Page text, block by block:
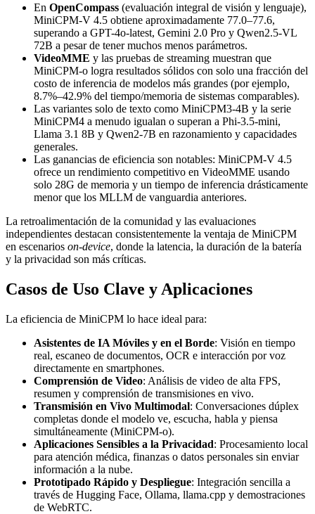
En OpenCompass (evaluación integral de visión y lenguaje),
MiniCPM-V 4.5 obtiene aproximadamente 77.0–77.6,
superando a GPT-4o-latest, Gemini 2.0 Pro y Qwen2.5-VL
72B a pesar de tener muchos menos parámetros.
VideoMME y las pruebas de streaming muestran que
MiniCPM-o logra resultados sólidos con solo una fracción del
costo de inferencia de modelos más grandes (por ejemplo,
8.7%–42.9% del tiempo/memoria de sistemas comparables).
Las variantes solo de texto como MiniCPM3-4B y la serie
MiniCPM4 a menudo igualan o superan a Phi-3.5-mini,
Llama 3.1 8B y Qwen2-7B en razonamiento y capacidades
generales.
Las ganancias de eficiencia son notables: MiniCPM-V 4.5
ofrece un rendimiento competitivo en VideoMME usando
solo 28G de memoria y un tiempo de inferencia drásticamente
menor que los MLLM de vanguardia anteriores.
La retroalimentación de la comunidad y las evaluaciones
independientes destacan consistentemente la ventaja de MiniCPM
en escenarios on-device, donde la latencia, la duración de la batería
y la privacidad son más críticas.
Casos de Uso Clave y Aplicaciones
La eficiencia de MiniCPM lo hace ideal para:
Asistentes de IA Móviles y en el Borde: Visión en tiempo
real, escaneo de documentos, OCR e interacción por voz
directamente en smartphones.
Comprensión de Video: Análisis de video de alta FPS,
resumen y comprensión de transmisiones en vivo.
Transmisión en Vivo Multimodal: Conversaciones dúplex
completas donde el modelo ve, escucha, habla y piensa
simultáneamente (MiniCPM-o).
Aplicaciones Sensibles a la Privacidad: Procesamiento local
para atención médica, finanzas o datos personales sin enviar
información a la nube.
Prototipado Rápido y Despliegue: Integración sencilla a
través de Hugging Face, Ollama, llama.cpp y demostraciones
de WebRTC.